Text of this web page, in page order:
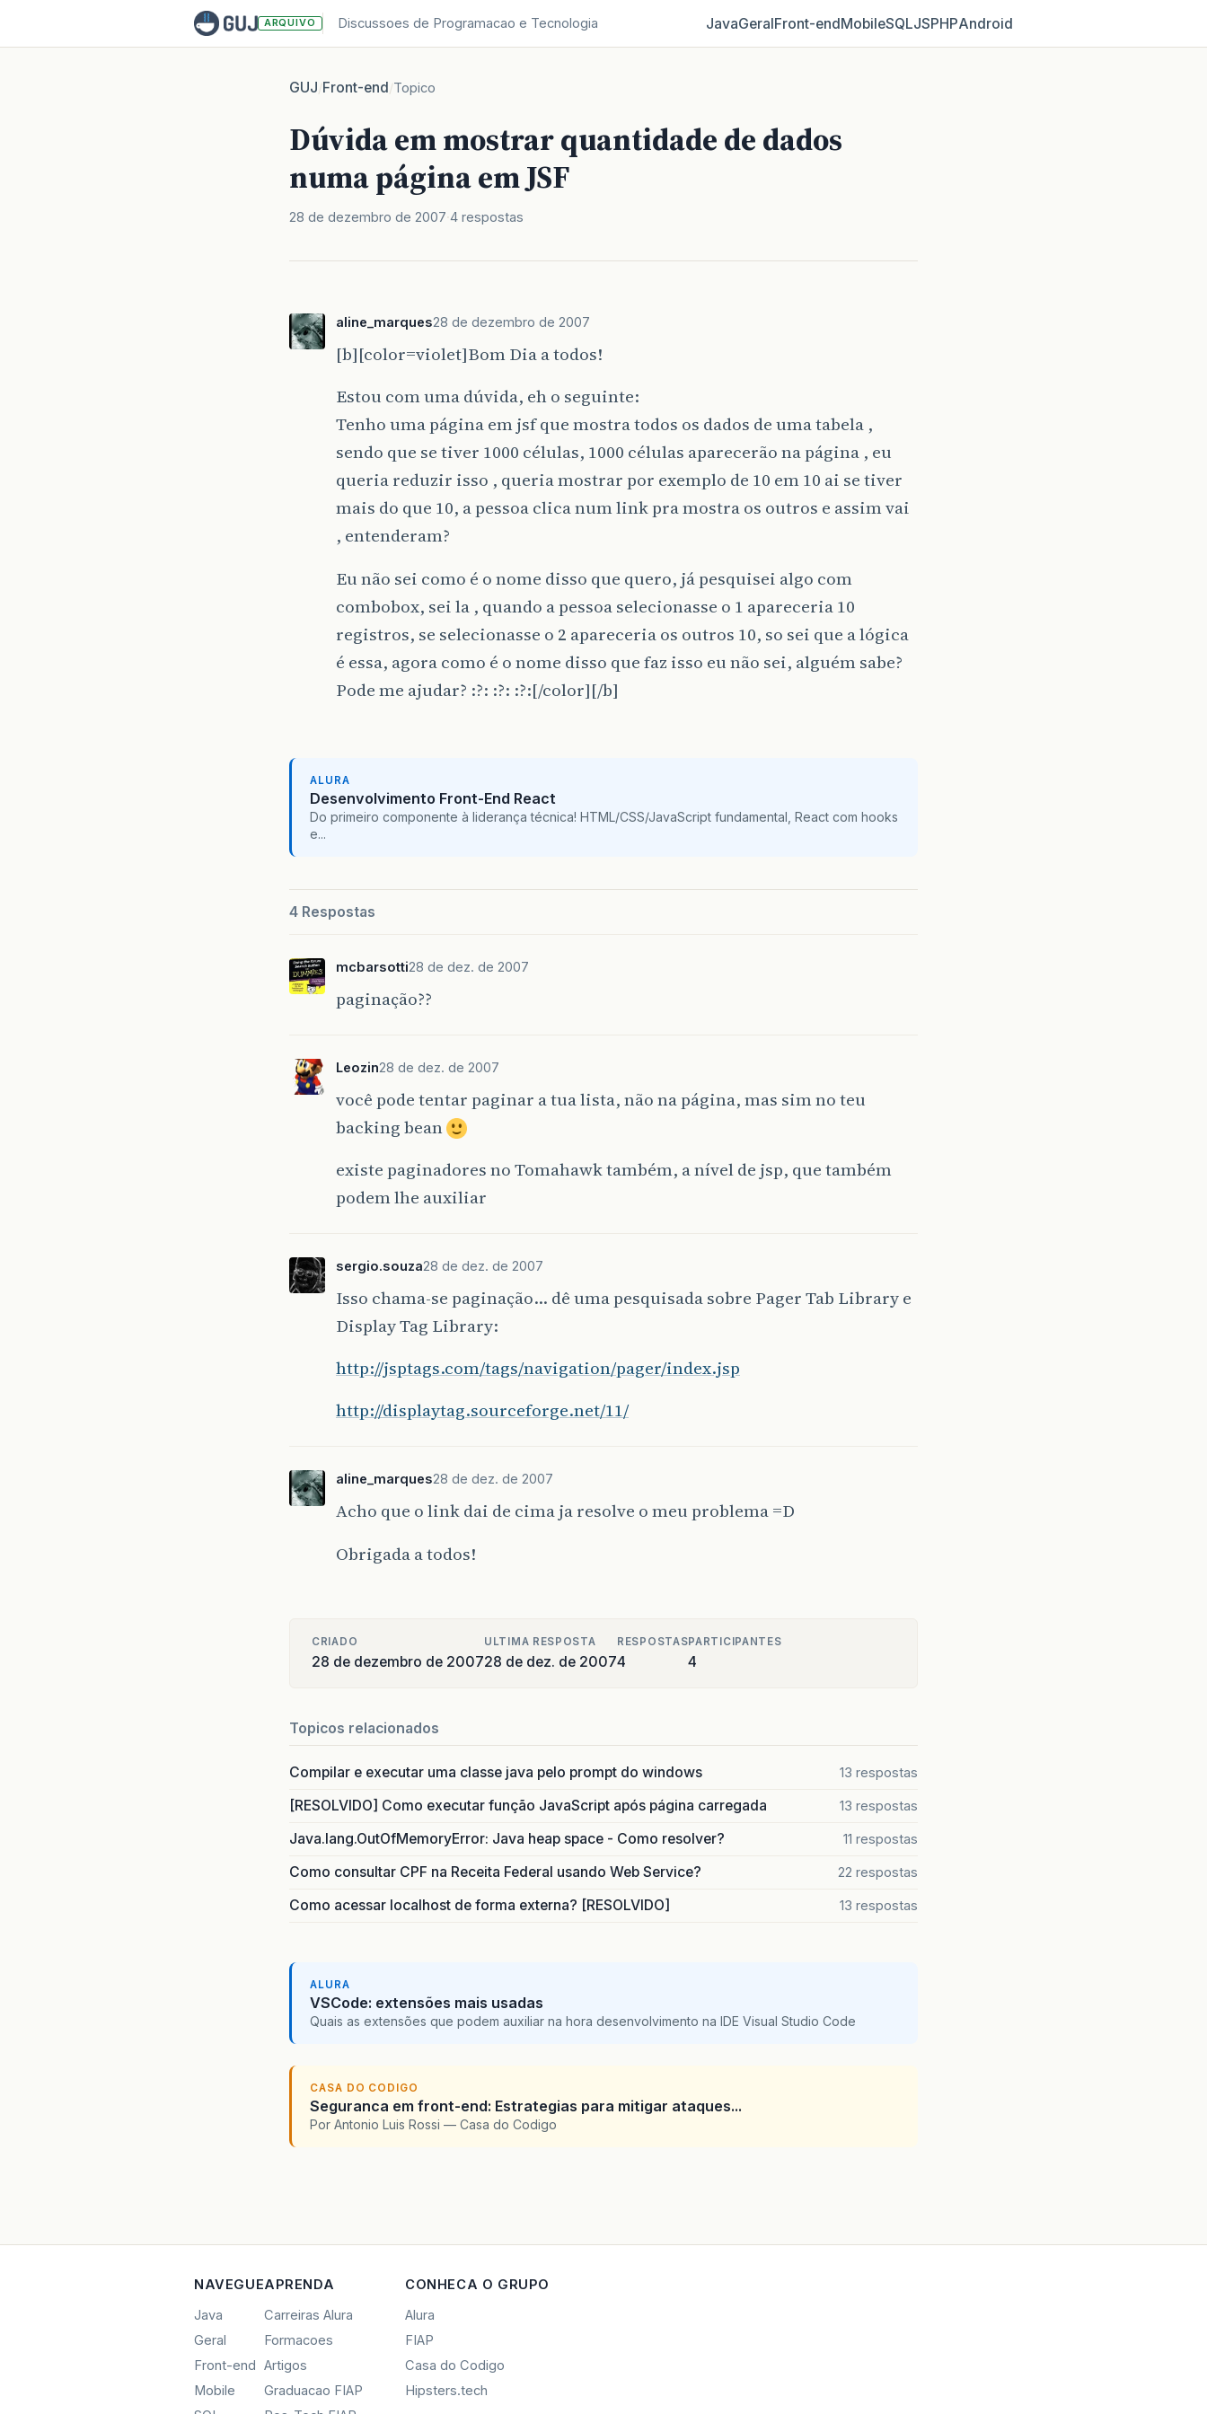
ARQUIVO Discussoes de Programacao e Tecnologia JavaGeralFront‑endMobileSQLJSPHPAndroid
GUJ/Front-end/Topico
Dúvida em mostrar quantidade de dados
numa página em JSF
28 de dezembro de 2007 4 respostas
aline_marques28 de dezembro de 2007
[b][color=violet]Bom Dia a todos!
Estou com uma dúvida, eh o seguinte:
Tenho uma página em jsf que mostra todos os dados de uma tabela ,
sendo que se tiver 1000 células, 1000 células aparecerão na página , eu
queria reduzir isso , queria mostrar por exemplo de 10 em 10 ai se tiver
mais do que 10, a pessoa clica num link pra mostra os outros e assim vai
, entenderam?
Eu não sei como é o nome disso que quero, já pesquisei algo com
combobox, sei la , quando a pessoa selecionasse o 1 apareceria 10
registros, se selecionasse o 2 apareceria os outros 10, so sei que a lógica
é essa, agora como é o nome disso que faz isso eu não sei, alguém sabe?
Pode me ajudar? :?: :?: :?:[/color][/b]
ALURA
Desenvolvimento Front-End React
Do primeiro componente à liderança técnica! HTML/CSS/JavaScript fundamental, React com hooks
e...
4 Respostas
mcbarsotti28 de dez. de 2007
paginação??
Leozin28 de dez. de 2007
você pode tentar paginar a tua lista, não na página, mas sim no teu
backing bean
existe paginadores no Tomahawk também, a nível de jsp, que também
podem lhe auxiliar
sergio.souza28 de dez. de 2007
Isso chama-se paginação… dê uma pesquisada sobre Pager Tab Library e
Display Tag Library:
http://jsptags.com/tags/navigation/pager/index.jsp
http://displaytag.sourceforge.net/11/
aline_marques28 de dez. de 2007
Acho que o link dai de cima ja resolve o meu problema =D
Obrigada a todos!
CRIADO
28 de dezembro de 2007
ULTIMA RESPOSTA
28 de dez. de 2007
RESPOSTAS
4
PARTICIPANTES
4
Topicos relacionados
Compilar e executar uma classe java pelo prompt do windows 13 respostas
[RESOLVIDO] Como executar função JavaScript após página carregada 13 respostas
Java.lang.OutOfMemoryError: Java heap space - Como resolver? 11 respostas
Como consultar CPF na Receita Federal usando Web Service? 22 respostas
Como acessar localhost de forma externa? [RESOLVIDO] 13 respostas
ALURA
VSCode: extensões mais usadas
Quais as extensões que podem auxiliar na hora desenvolvimento na IDE Visual Studio Code
CASA DO CODIGO
Seguranca em front-end: Estrategias para mitigar ataques...
Por Antonio Luis Rossi — Casa do Codigo
NAVEGUE
Java
Geral
Front-end
Mobile
APRENDA
Carreiras Alura
Formacoes
Artigos
Graduacao FIAP
CONHECA O GRUPO
Alura
FIAP
Casa do Codigo
Hipsters.tech